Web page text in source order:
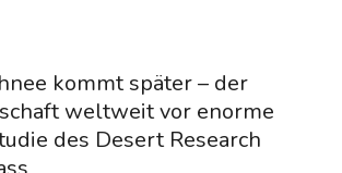
kommt später – der
weltweit vor enorme
des Desert Research